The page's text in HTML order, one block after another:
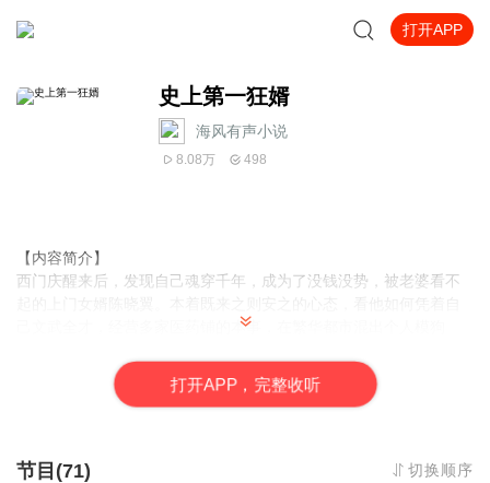
打开APP
史上第一狂婿
海风有声小说
8.08万 498
【内容简介】
西门庆醒来后，发现自己魂穿千年，成为了没钱没势，被老婆看不
己文武全才，经营多家医药铺的本事，在繁华都市混出个人模狗
【作者/主播简介】
封神。
打开APP，完整收听
节目(71) 切换顺序